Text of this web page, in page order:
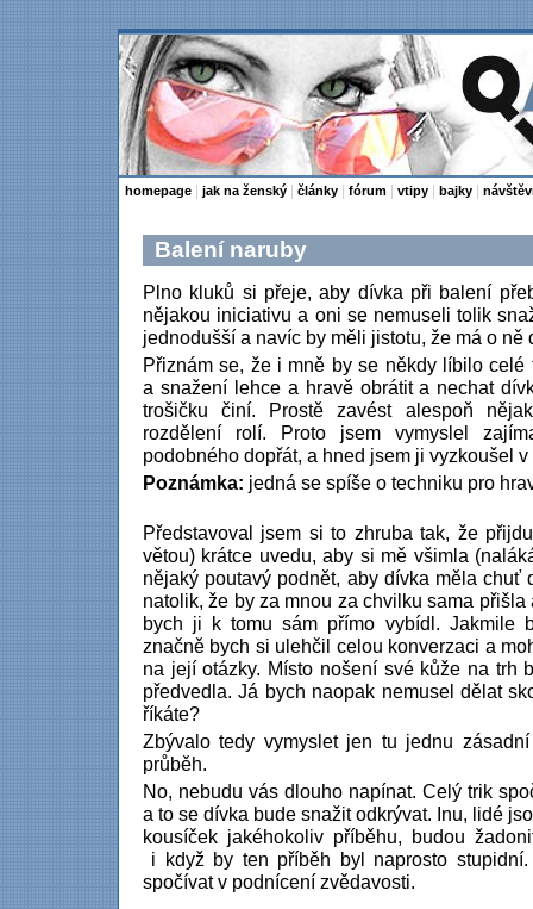
homepage jak na ženský články fórum vtipy bajky
Balení naruby
Plno kluků si přeje, aby dívka při balení
nějakou iniciativu a oni se nemuseli tolik
jednodušší a navíc by měli jistotu, že má o ně
Přiznám se, že i mně by se někdy líbilo celé
a snažení lehce a hravě obrátit a nechat
trošičku činí. Prostě zavést alespoň
rozdělení rolí. Proto jsem vymyslel
podobného dopřát, a hned jsem ji vyzkoušel v
Poznámka: jedná se spíše o techniku pro
Představoval jsem si to zhruba tak, že
větou) krátce uvedu, aby si mě všimla
nějaký poutavý podnět, aby dívka měla chuť
natolik, že by za mnou za chvilku sama
bych ji k tomu sám přímo vybídl. Jakmile
značně bych si ulehčil celou konverzaci a
na její otázky. Místo nošení své kůže na trh
předvedla. Já bych naopak nemusel dělat
říkáte?
Zbývalo tedy vymyslet jen tu jednu
průběh.
No, nebudu vás dlouho napínat. Celý trik
a to se dívka bude snažit odkrývat. Inu, lidé
kousíček jakéhokoliv příběhu, budou
i když by ten příběh byl naprosto
spočívat v podnícení zvědavosti.